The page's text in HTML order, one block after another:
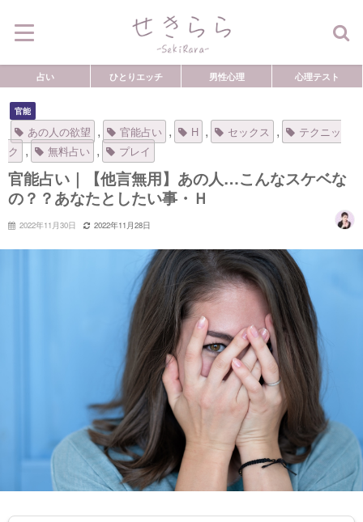
占い ひとりエッチ 男性心理 心理テスト
官能
あの人の欲望 , 官能占い , H , セックス ,
テクニッ
ク , 無料占い , プレイ
官能占い｜【他言無用】あの人…こんなスケベな
の？？あなたとしたい事・Ｈ
2022年11月30日 2022年11月28日